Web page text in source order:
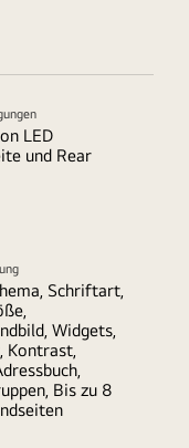
LED
und Rear
Schriftart,
Widgets,
Kontrast,
Bis zu 8